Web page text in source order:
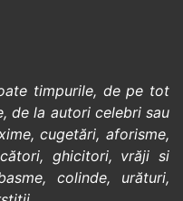
timpurile, de pe tot
de la autori celebrisau
,cugetări,aforisme,
, ghicitori, vrăji si
, colinde, urături,